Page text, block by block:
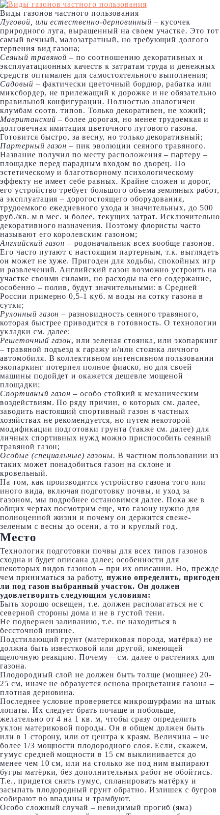
Виды газонов частного пользования
Луговой, или естественно-дерновинный – кусочек
природного луга, выращенный на своем участке. Это тот
самый вечный, малозатратный, но требующий долгого
терпения вид газона;
Сеяный травяной – по соотношению декоративных и
эксплуатационных качеств к затратам труда и денежных
средств оптимален для самостоятельного выполнения;
Садовый – фактически цветочный бордюр, рабатка или
миксбордер, не прилежащий к дорожке и не обязательно
правильной конфигурации. Полностью аналогичен
клумбам соотв. типов. Только декоративен, не хожий;
Мавританский – более дорогая, но менее трудоемкая и
долговечная имитация цветочного лугового газона.
Готовится быстро, за весну, но только декоративный;
Партерный газон – пик эволюции сеяного травяного.
Название получил по месту расположения – партеру –
площадке перед парадным входом во дворец. По
эстетическому и благотворному психологическому
эффекту не имеет себе равных. Крайне сложен и дорог,
его устройство требует большого объема земляных работ,
а эксплуатация – дорогостоящего оборудования,
трудоемкого ежедневного ухода и значительных, до 500
руб./кв. м в мес. и более, текущих затрат. Исключительно
декоративного назначения. Поэтому флористы часто
называют его королевским газоном;
Английский газон – родоначальник всех вообще газонов.
Его часто путают с настоящим партерным, т.к. выглядеть
он может не хуже. Пригоден для ходьбы, спокойных игр
и развлечений. Английский газон возможно устроить на
участке своими силами, но расходы на его содержание,
особенно – полив, будут значительными: в Средней
России примерно 0,5-1 куб. м воды на сотку газона в
сутки;
Рулонный газон – разновидность сеяного травяного,
которая быстрее приводится в готовность. О технологии
укладки см. далее;
Решеточный газон, или зеленая стоянка, или экопаркинг
– травяной подъезд к гаражу и/или стоянка личного
автомобиля. В коллективном интенсивном пользовании
экопаркинг потерпел полное фиаско, но для своей
машины подойдет и окажется дешевле мощеной
площадки;
Спортивный газон – особо стойкий к механическим
воздействиям. По ряду причин, о которых см. далее,
заводить настоящий спортивный газон в частных
хозяйствах не рекомендуется, но путем некоторой
модификации подготовки грунта (также см. далее) для
личных спортивных нужд можно приспособить сеяный
травяной газон;
Особые (специальные) газоны. В частном пользовании из
таких может понадобиться газон на склоне и
кровельный.
На том, как производится устройство газона того или
иного вида, включая подготовку почвы, и уход за
газоном, мы подробнее остановимся далее. Пока же в
общих чертах посмотрим еще, что газону нужно для
полноценной жизни и почему он держится свеже-
зеленым с весны до осени, а то и круглый год.
Место
Технология подготовки почвы для всех типов газонов
сходна и будет описана далее; особенности для
некоторых видов газонов – при их описании. Но, прежде
чем приниматься за работу, нужно определить, пригоден
ли под газон выбранный участок. Он должен
удовлетворять следующим условиям:
Быть хорошо освещен, т.е. должен располагаться не с
северной стороны дома и не в густой тени.
Не подвержен заливанию, т.е. не находиться в
бессточной низине.
Подстилающий грунт (материковая порода, матёрка) не
должна быть известковой или другой, имеющей
щелочную реакцию. Почему – см. далее о растениях для
газона.
Плодородный слой не должен быть толще (мощнее) 20-
25 см, иначе не образуется основа процветания газона –
плотная дерновина.
Последнее условие проверяется микрошурфами на штык
лопаты. Их следует брать почаще и побольше,
желательно от 4 на 1 кв. м, чтобы сразу определить
уклон материковой породы. Он в общем должен быть
или в 1 сторону, или от центра к краям. Величина – не
более 1/3 мощности плодородного слоя. Если, скажем,
гумус средней мощности в 15 см выклинивается до
менее чем 10 см, или на столько же под ним выпирают
бугры матёрки, без дополнительных работ не обойтись.
Т.е., придется снять гумус, спланировать матёрку и
засыпать плодородный грунт обратно. Излишек с бугров
собирают во впадины и трамбуют.
Особо сложный случай – невидимый прогиб (яма)